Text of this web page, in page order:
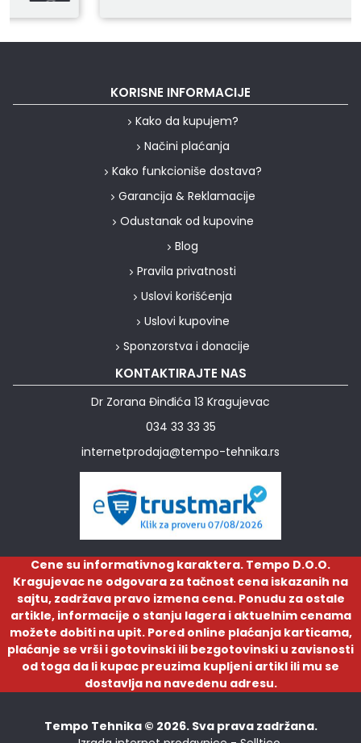
KORISNE INFORMACIJE
Kako da kupujem?
Načini plaćanja
Kako funkcioniše dostava?
Garancija & Reklamacije
Odustanak od kupovine
Blog
Pravila privatnosti
Uslovi korišćenja
Uslovi kupovine
Sponzorstva i donacije
KONTAKTIRAJTE NAS
Dr Zorana Đinđića 13 Kragujevac
034 33 33 35
internetprodaja@tempo-tehnika.rs
Cene su informativnog karaktera. Tempo D.O.O.
Kragujevac ne odgovara za tačnost cena iskazanih na
sajtu, zadržava pravo izmena cena. Ponudu za ostale
artikle, informacije o stanju lagera i aktuelnim cenama
možete dobiti na upit. Pored online plaćanja karticama,
plaćanje se vrši i gotovinski ili bezgotovinski u zavisnosti
od toga da li kupac preuzima kupljeni artikl ili mu se
dostavlja na navedenu adresu.
Tempo Tehnika © 2026. Sva prava zadržana.